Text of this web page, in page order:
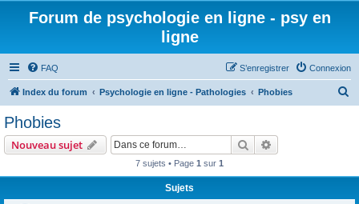
Forum de psychologie en ligne - psy en
ligne
FAQ Connexion
S’enregistrer
Index du forum Psychologie en ligne - Pathologies Phobies
Phobies
Nouveau sujet Rechercher
7 sujets • Page 1 sur 1
Sujets